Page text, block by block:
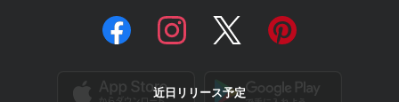
近日リリース予定